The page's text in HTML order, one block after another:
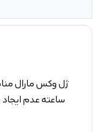
ساعته عدم